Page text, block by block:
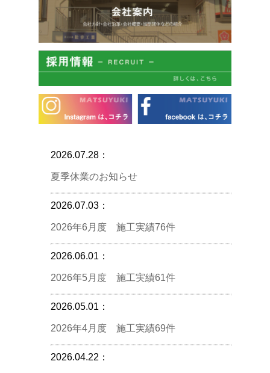
2026.07.28：
夏季休業のお知らせ
2026.07.03：
2026年6月度 施工実績76件
2026.06.01：
2026年5月度 施工実績61件
2026.05.01：
2026年4月度 施工実績69件
2026.04.22：